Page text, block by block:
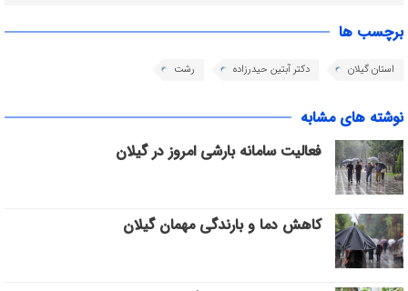
برچسب ها
استان گیلان دکتر آبتین حیدرزاده رشت
نوشته های مشابه
فعالیت سامانه بارشی امروز در گیلان
کاهش دما و بارندگی مهمان گیلان